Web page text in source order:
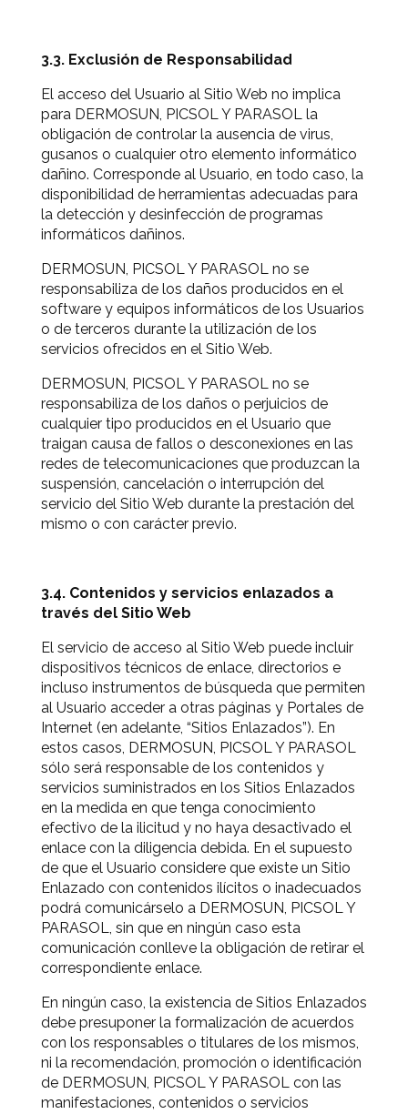
3.3. Exclusión de Responsabilidad
El acceso del Usuario al Sitio Web no implica
para DERMOSUN, PICSOL Y PARASOL la
obligación de controlar la ausencia de virus,
gusanos o cualquier otro elemento informático
dañino. Corresponde al Usuario, en todo caso, la
disponibilidad de herramientas adecuadas para
la detección y desinfección de programas
informáticos dañinos.
DERMOSUN, PICSOL Y PARASOL no se
responsabiliza de los daños producidos en el
software y equipos informáticos de los Usuarios
o de terceros durante la utilización de los
servicios ofrecidos en el Sitio Web.
DERMOSUN, PICSOL Y PARASOL no se
responsabiliza de los daños o perjuicios de
cualquier tipo producidos en el Usuario que
traigan causa de fallos o desconexiones en las
redes de telecomunicaciones que produzcan la
suspensión, cancelación o interrupción del
servicio del Sitio Web durante la prestación del
mismo o con carácter previo.
3.4. Contenidos y servicios enlazados a
través del Sitio Web
El servicio de acceso al Sitio Web puede incluir
dispositivos técnicos de enlace, directorios e
incluso instrumentos de búsqueda que permiten
al Usuario acceder a otras páginas y Portales de
Internet (en adelante, “Sitios Enlazados”). En
estos casos, DERMOSUN, PICSOL Y PARASOL
sólo será responsable de los contenidos y
servicios suministrados en los Sitios Enlazados
en la medida en que tenga conocimiento
efectivo de la ilicitud y no haya desactivado el
enlace con la diligencia debida. En el supuesto
de que el Usuario considere que existe un Sitio
Enlazado con contenidos ilícitos o inadecuados
podrá comunicárselo a DERMOSUN, PICSOL Y
PARASOL, sin que en ningún caso esta
comunicación conlleve la obligación de retirar el
correspondiente enlace.
En ningún caso, la existencia de Sitios Enlazados
debe presuponer la formalización de acuerdos
con los responsables o titulares de los mismos,
ni la recomendación, promoción o identificación
de DERMOSUN, PICSOL Y PARASOL con las
manifestaciones, contenidos o servicios